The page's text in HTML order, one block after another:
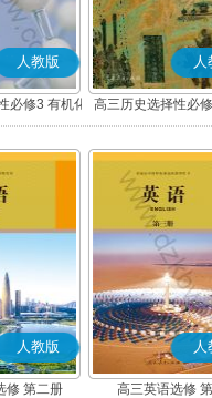
人教版
必修3 有机化
础
人
高三历史选择性必
流与传播(部
人教版
修 第二册
人
高三英语选修